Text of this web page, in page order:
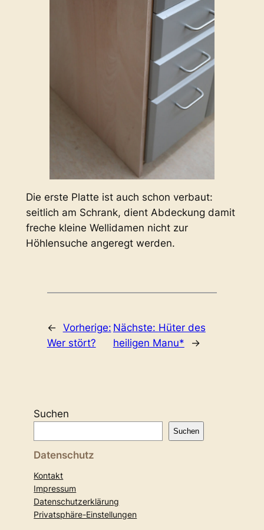
Die erste Platte ist auch schon verbaut:
seitlich am Schrank, dient Abdeckung damit
freche kleine Wellidamen nicht zur
Höhlensuche angeregt werden.
← Vorherige:
Wer stört?
Nächste: Hüter des
heiligen Manu*
→
Suchen
Suchen
Datenschutz
Kontakt
Impressum
Datenschutzerklärung
Privatsphäre-Einstellungen